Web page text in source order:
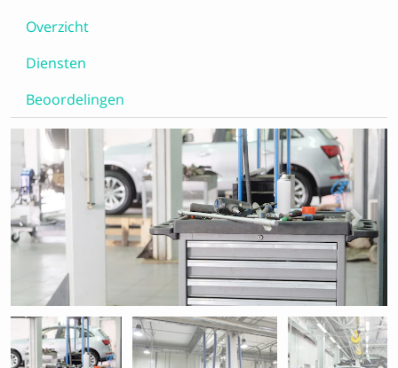
Overzicht
Diensten
Beoordelingen
Previous Next